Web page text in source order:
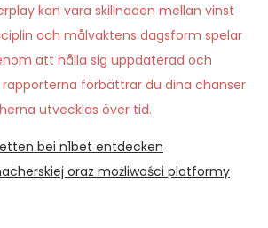
kan vara skillnaden mellan vinst
och målvaktens dagsform spelar
att hålla sig uppdaterad och
förbättrar du dina chanser
utvecklas över tid.
bei n1bet entdecken
oraz możliwości platformy